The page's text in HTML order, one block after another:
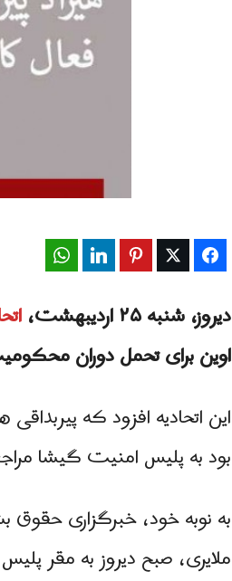
ز
2
4
Facebook
Twitter
Pinterest
LinkedIn
دیروز، شنبه ۲۵ اردیبهشت،
اوین برای تحمل دوران
این اتحادیه افزود که
بود به پلیس امنیت گیشا
به نوبه خود، خبرگزاری حقوق
ملایری، صبح دیروز به مقر